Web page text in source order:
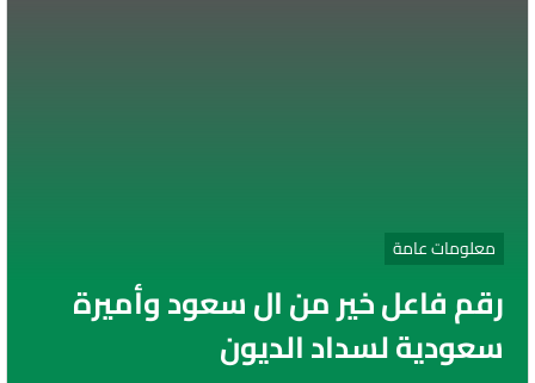
معلومات عامة
رقم فاعل خير من ال سعود وأميرة
سعودية لسداد الديون